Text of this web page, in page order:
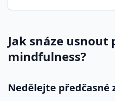
Jak snáze usnout
mindfulness?
Nedělejte předčasné